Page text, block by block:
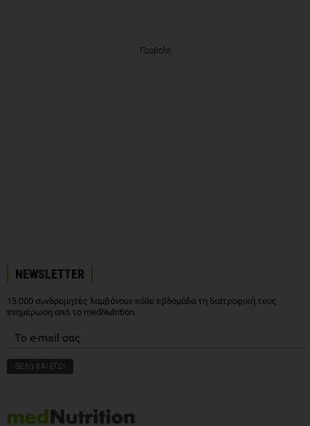
Προβολή
NEWSLETTER
15.000 συνδρομητές λαμβάνουν κάθε εβδομάδα τη διατροφική τους
ενημέρωση από το medNutrition.